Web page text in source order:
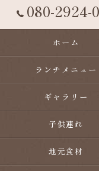
080-2924-
ホーム
ランチメニュー
ギャラリー
子供連れ
地元食材